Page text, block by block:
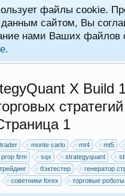
файлы cookie.
данным сайтом, Вы
нами Ваших файлов
X Build
1
monte carlo mt4 mt5
prop firm sqx strategyquant
бэктестер
генератор
советники forex торговые роботы